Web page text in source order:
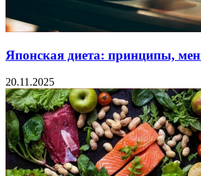
Японская диета: принципы,
20.11.2025